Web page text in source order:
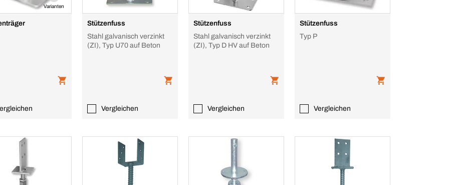
Varianten
Stützenfuss
Stahl galvanisch verzinkt
(ZI), Typ U70 auf Beton
Vergleichen
Stützenfuss
Stahl galvanisch verzinkt
(ZI), Typ D HV auf Beton
Vergleichen
Stützenfuss
Typ P
Vergleichen